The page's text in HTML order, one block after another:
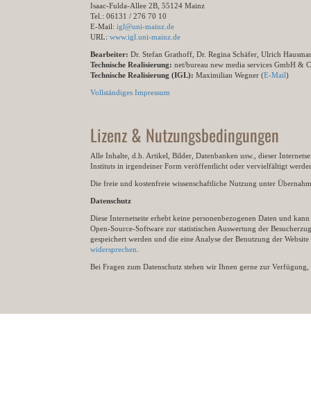
Isaac-Fulda-Allee 2B, 55124 Mainz
Tel.: 06131 / 276 70 10
E-Mail: igl@uni-mainz.de
URL: www.igl.uni-mainz.de
Bearbeiter: Dr. Stefan Grathoff, Dr. Regina Schäfer, Ulrich
Technische Realisierung: net/bureau new media services GmbH &
Technische Realisierung (IGL): Maximilian Wegner (E-Mail)
Vollständiges Impressum
Lizenz & Nutzungsbedingungen
Alle Inhalte, d.h. Artikel, Bilder, Datenbanken usw., dieser
Instituts in irgendeiner Form veröffentlicht oder vervielfältigt
Die freie und kostenfreie wissenschaftliche Nutzung unter
Datenschutz
Diese Internetseite erhebt keine personenbezogenen Daten und
Open-Source-Software zur statistischen Auswertung der
gespeichert werden und die eine Analyse der Benutzung der
widersprechen
Bei Fragen zum Datenschutz stehen wir Ihnen gerne zur